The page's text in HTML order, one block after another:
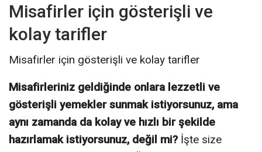
Misafirler için gösterişli ve
kolay tarifler
Misafirler için gösterişli ve kolay tarifler
Misafirleriniz geldiğinde onlara lezzetli ve
gösterişli yemekler sunmak istiyorsunuz, ama
aynı zamanda da kolay ve hızlı bir şekilde
hazırlamak istiyorsunuz, değil mi? İşte size